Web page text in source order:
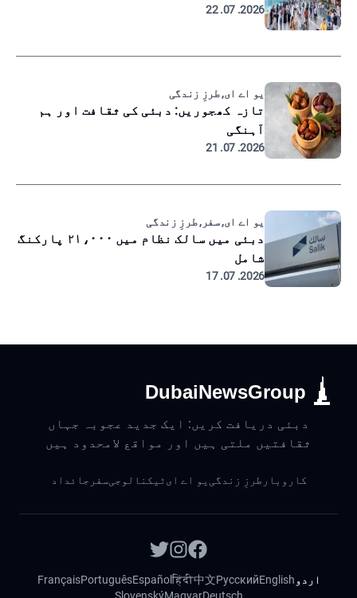
2026. 07. 22
یو اے ای, طرزِ زندگی
تازہ کھجوریں: دبئی کی ثقافت اور ہم
آہنگی
2026. 07. 21
یو اے ای, سفر, طرزِ زندگی
دبئی میں سالک نظام میں ۲۱،۰۰۰ پارکنگ
شامل
2026. 07. 17
DubaiNewsGroup
دبئی دریافت کریں: ایک جدید عجوبہ جہاں
ثقافتیں ملتی ہیں اور مواقع لامحدود ہیں
کاروبار طرزِ زندگی یو اے ایٹیکنالوجیسفر جائداد
اردو English
Русский
中文
हिंदी
Español
Português
Français